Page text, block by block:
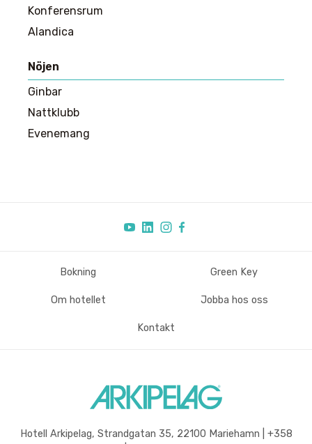
Konferensrum
Alandica
Nöjen
Ginbar
Nattklubb
Evenemang
Bokning Green Key
Om hotellet Jobba hos oss
Kontakt
Hotell Arkipelag, Strandgatan 35, 22100 Mariehamn | +358